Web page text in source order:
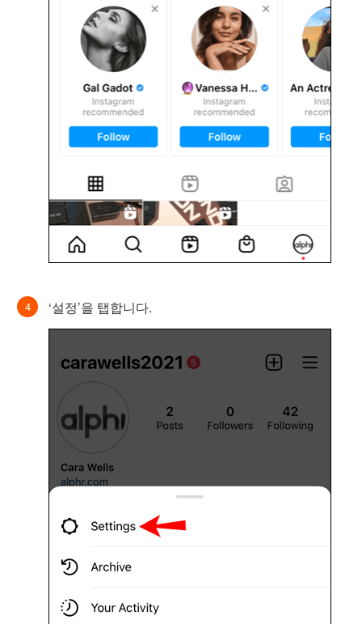
‘설정’을 탭합니다.